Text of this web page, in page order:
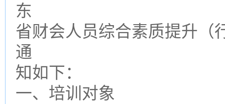
东
省财会人员综合素质提升（
通
知如下：
一、培训对象